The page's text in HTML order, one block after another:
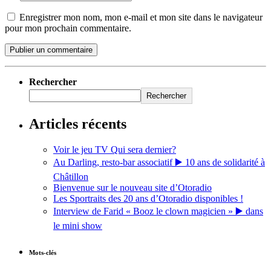
Enregistrer mon nom, mon e-mail et mon site dans le navigateur
pour mon prochain commentaire.
Rechercher
Rechercher
Articles récents
Voir le jeu TV Qui sera dernier?
Au Darling, resto-bar associatif ▶️ 10 ans de solidarité à
Châtillon
Bienvenue sur le nouveau site d’Otoradio
Les Sportraits des 20 ans d’Otoradio disponibles !
Interview de Farid « Booz le clown magicien » ▶️ dans
le mini show
Mots-clés